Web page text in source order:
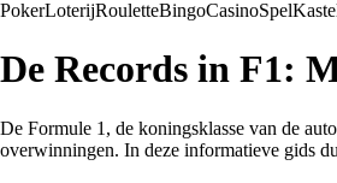
PokerLoterijRouletteBingoCasinoSpel
De Records in F1:
De Formule 1, de koningsklasse van de
overwinningen. In deze informatieve gids